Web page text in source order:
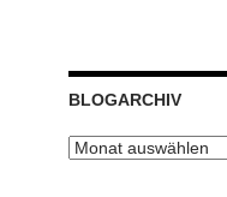
BLOGARCHIV
Blogarchiv